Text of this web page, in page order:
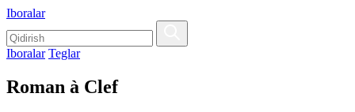
Iboralar
Iboralar Teglar
Roman à Clef